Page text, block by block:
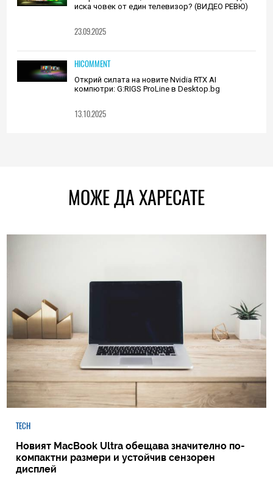
иска човек от един телевизор? (ВИДЕО РЕВЮ)
23.09.2025
HICOMMENT
Открий силата на новите Nvidia RTX AI
компютри: G:RIGS ProLine в Desktop.bg
13.10.2025
МОЖЕ ДА ХАРЕСАТЕ
TECH
Новият MacBook Ultra обещава значително по-
компактни размери и устойчив сензорен
дисплей